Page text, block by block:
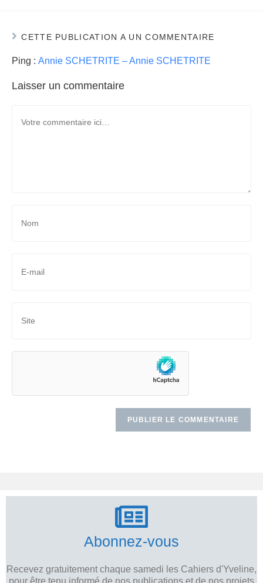
CETTE PUBLICATION A UN COMMENTAIRE
Ping : Annie SCHETRITE – Annie SCHETRITE
Laisser un commentaire
Abonnez-vous
Recevez gratuitement chaque samedi les Cahiers d'Yveline,